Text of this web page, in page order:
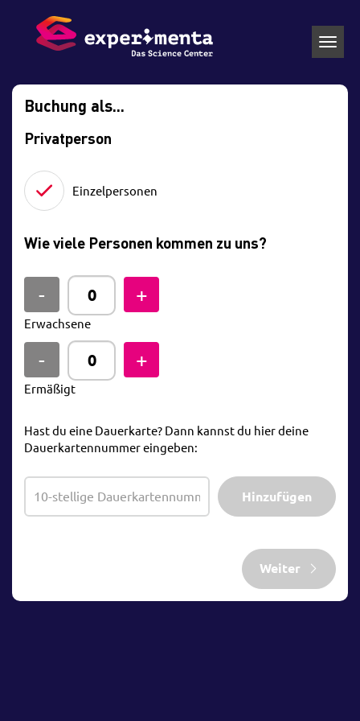
Buchung als...
Privatperson
Einzelpersonen
Wie viele Personen kommen zu uns?
Erwachsene
Ermäßigt
Hast du eine Dauerkarte? Dann kannst du hier deine
Dauerkartennummer eingeben:
Hinzufügen
Weiter